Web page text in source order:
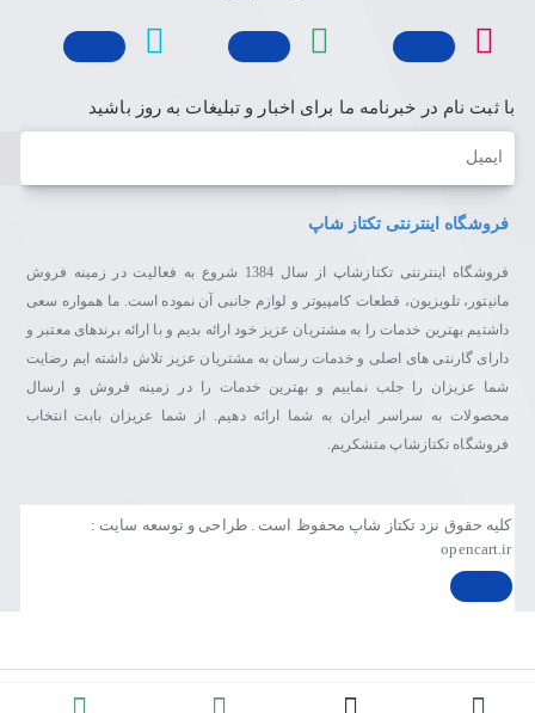
با ثبت نام در خبرنامه ما برای اخبار و تبلیغات به روز باشید
ایمیل
فروشگاه اینترنتی تکتاز شاپ
فروشگاه اینترنتی تکتازشاپ از سال 1384 شروع به فعالیت در زمینه فروش
مانیتور، تلویزیون، قطعات کامپیوتر و لوازم جانبی آن نموده است. ما همواره سعی
داشتیم بهترین خدمات را به مشتریان عزیز خود ارائه بدیم و با ارائه برندهای معتبر و
دارای گارنتی های اصلی و خدمات رسان به مشتریان عزیز تلاش داشته ایم رضایت
شما عزیزان را جلب نماییم و بهترین خدمات را در زمینه فروش و ارسال
محصولات به سراسر ایران به شما ارائه دهیم. از شما عزیزان بابت انتخاب
فروشگاه تکتازشاپ متشکریم.
کلیه حقوق نزد تکتاز شاپ محفوظ است . طراحی و توسعه سایت :
opencart.ir